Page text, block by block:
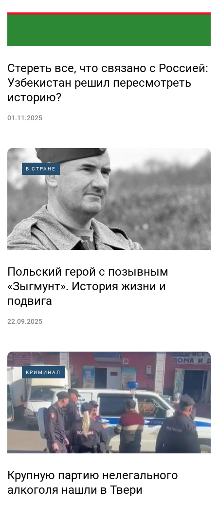
Стереть все, что связано с Россией:
Узбекистан решил пересмотреть
историю?
01.11.2025
В СТРАНЕ
Польский герой с позывным
«Зыгмунт». История жизни и
подвига
22.09.2025
КРИМИНАЛ
Крупную партию нелегального
алкоголя нашли в Твери